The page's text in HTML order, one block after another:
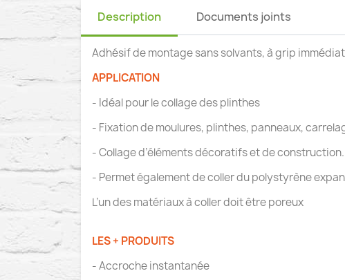
Description Documents joints
Adhésif de montage sans solvants, à grip immédiat
APPLICATION
- Idéal pour le collage des plinthes
- Fixation de moulures, plinthes, panneaux,
- Collage d’éléments décoratifs et de construction.
- Permet également de coller du polystyrène
L’un des matériaux à coller doit être poreux
LES + PRODUITS
- Accroche instantanée